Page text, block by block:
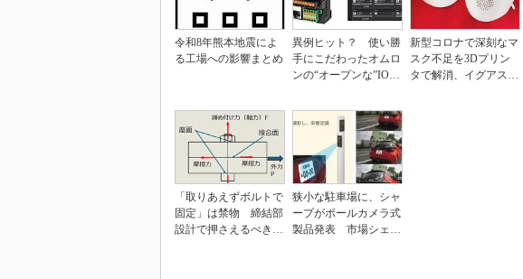
令和8年熊本地震によ
る工場への影響まとめ
異例ヒット？ 使い勝
手にこだわったオムロ
ンの“オープンな”IO-L
新型コロナで深刻なマ
スク不足を3Dプリン
タで解消、イグアスが
「取りあえずボルトで
固定」は禁物 締結部
設計で押さえるべき基
狭小な駐車場に、シャ
ープがポールカメラ式
製品発表 市場シェア